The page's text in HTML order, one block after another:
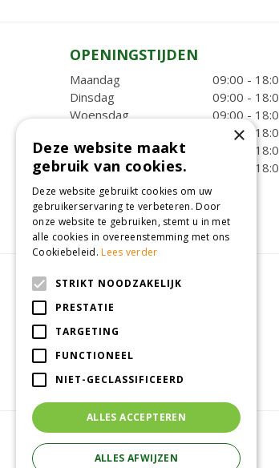
OPENINGSTIJDEN
Maandag
09:00 -
Dinsdag
09:00 -
Woensdag
09:00 -
09:00 -
Vrijdag
09:00 -
Zaterdag
09:00 -
Toon alle openingstijden
Dierenwinkel Oosterhout
Tuincentrum Zuid-Holland
×
Deze website maakt
gebruik van cookies.
Deze website gebruikt cookies om uw
gebruikerservaring te verbeteren. Door
onze website te gebruiken, stemt u in met
alle cookies in overeenstemming met ons
Cookiebeleid.Lees verder
STRIKT NOODZAKELIJK
PRESTATIE
TARGETING
FUNCTIONEEL
NIET-GECLASSIFICEERD
ALLES ACCEPTEREN
ALLES AFWIJZEN